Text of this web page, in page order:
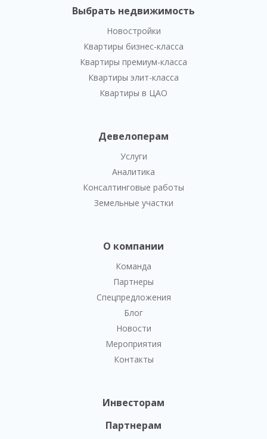
Выбрать недвижимость
Новостройки
Квартиры бизнес-класса
Квартиры премиум-класса
Квартиры элит-класса
Квартиры в ЦАО
Девелоперам
Услуги
Аналитика
Консалтинговые работы
Земельные участки
О компании
Команда
Партнеры
Спецпредложения
Блог
Новости
Мероприятия
Контакты
Инвесторам
Партнерам